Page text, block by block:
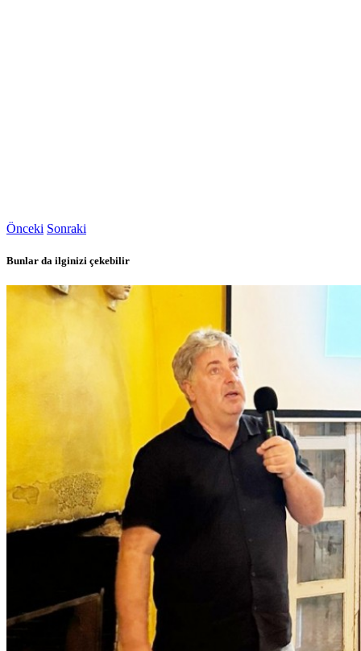
Önceki Sonraki
Bunlar da ilginizi çekebilir